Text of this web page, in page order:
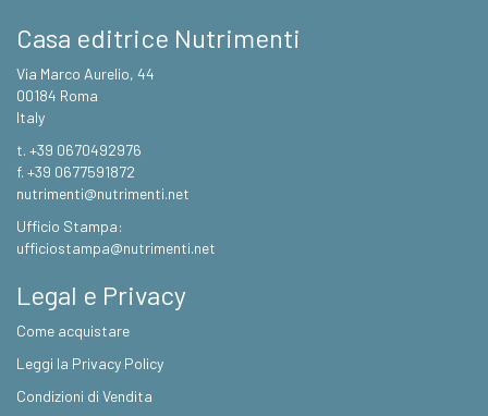
Casa editrice Nutrimenti
Via Marco Aurelio, 44
00184 Roma
Italy
t. +39 0670492976
f. +39 0677591872
nutrimenti@nutrimenti.net
Ufficio Stampa:
ufficiostampa@nutrimenti.net
Legal e Privacy
Come acquistare
Leggi la Privacy Policy
Condizioni di Vendita